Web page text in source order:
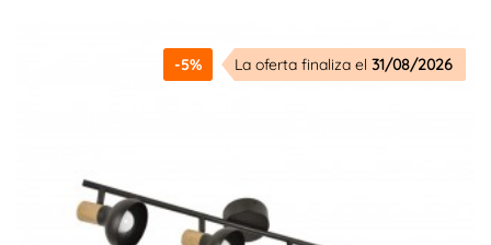
-5% La oferta finaliza el 31/08/2026